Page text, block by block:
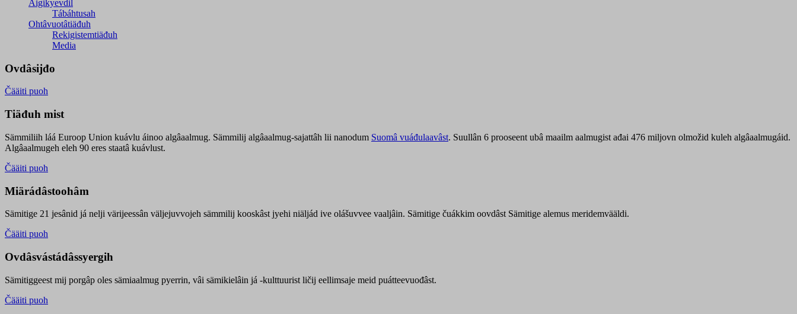
Äigikyevdil
Tábáhtusah
Ohtâvuotâtiäđuh
Rekigistemtiäđuh
Media
Ovdâsijđo
Čääiti puoh
Tiäđuh mist
Sämmiliih láá Euroop Union kuávlu áinoo algâaalmug. Sämmilij algâaalmug-sajattâh lii nanodum Suomâ vuáđulaavâst. Suullân 6 prooseent ubâ maailm aalmugist ađai 476 miljovn olmožid kuleh algâaalmugáid.
Algâaalmugeh eleh 90 eres staatâ kuávlust.
Čääiti puoh
Miärádâstoohâm
Sämitige 21 jesânid já nelji värijeessân väljejuvvojeh sämmilij kooskâst jyehi niäljád ive olášuvvee vaaljâin. Sämitige čuákkim oovdâst Sämitige alemus meridemvääldi.
Čääiti puoh
Ovdâsvástádâssyergih
Sämitiggeest mij porgâp oles sämiaalmug pyerrin, vâi sämikielâin já -kulttuurist ličij eellimsaje meid puátteevuođâst.
Čääiti puoh